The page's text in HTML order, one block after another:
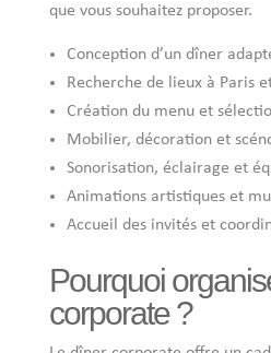
que vous souhaitez proposer.
Conception d’un dîner
Recherche de lieux à Paris
Création du menu et
Mobilier, décoration et
Sonorisation, éclairage et
Animations artistiques et
Accueil des invités et
Pourquoi
corporate ?